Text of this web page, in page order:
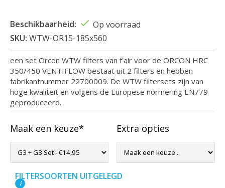
Beschikbaarheid:
Op voorraad
SKU: WTW-OR15-185x560
een set Orcon WTW filters van f'air voor de ORCON HRC
350/450 VENTIFLOW bestaat uit 2 filters en hebben
fabrikantnummer 22700009. De WTW filtersets zijn van
hoge kwaliteit en volgens de Europese normering EN779
geproduceerd.
Maak een keuze* Extra opties
FILTERSOORTEN UITGELEGD
i